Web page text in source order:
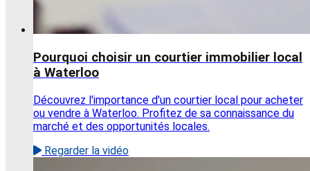
Pourquoi choisir un courtier immobilier local
à Waterloo
Découvrez l'importance d'un courtier local pour acheter
ou vendre à Waterloo. Profitez de sa connaissance du
marché et des opportunités locales.
Regarder la vidéo